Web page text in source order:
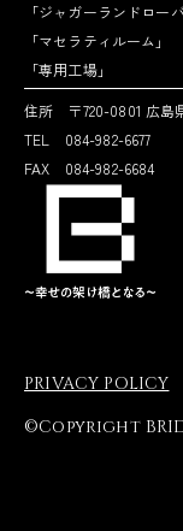
PRIVACY POLICY
©Copyright
「ジャガーランドロー
「マセラティルーム」
「専用工場」
住所 〒720-0801 広島
TEL 084-982-6677
FAX 084-982-6684